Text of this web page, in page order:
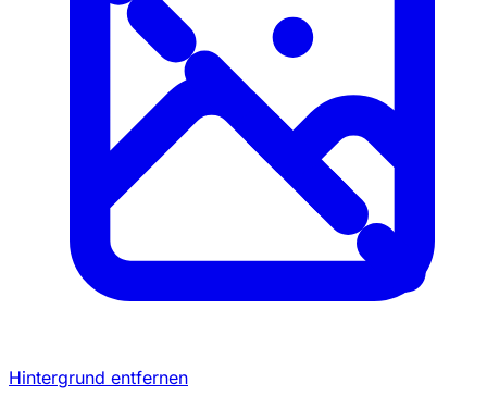
Hintergrund entfernen